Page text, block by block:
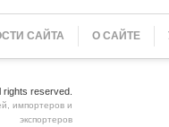
САЙТА О САЙТЕ
rights reserved.
импортеров и
экспортеров